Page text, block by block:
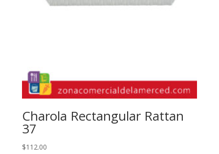
Charola Rectangular Rattan
37
$112.00